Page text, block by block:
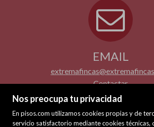
Nos preocupa tu privacidad
En pisos.com utilizamos cookies propias y de
servicio satisfactorio mediante cookies técnicas,
EMAIL
Contactar